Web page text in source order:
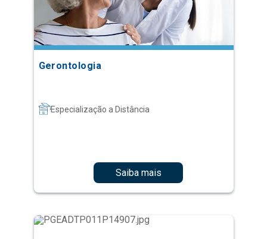
Gerontologia
Especialização a Distância
Saiba mais